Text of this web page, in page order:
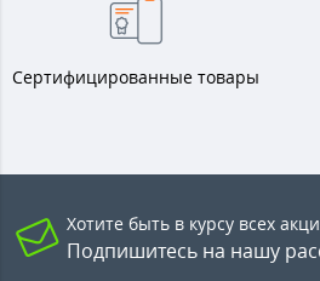
Сертифицированные товары
Хотите быть в курсу всех
Подпишитесь на нашу